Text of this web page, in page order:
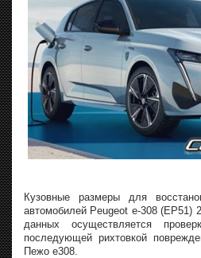
Кузовные размеры для
автомобилей Peugeot e-308 (EP51)
данных осуществляется
последующей рихтовкой
Пежо е308.